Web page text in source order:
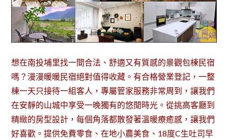
想在南投埔里找一間合法、舒適又有質感的景觀包棟民宿
嗎？漫漫暖暖民宿絕對值得收藏。有合格營業登記，一整
棟一天只接待一組客人，專屬管家服務非常周到，讓我們
在安靜的山城中享受一晚獨有的悠閒時光。從挑高客廳到
精緻的房型設計，每個角落都散發著溫暖療癒感，讓我們
好喜歡。提供免費零食、在地小農美食、18度C生吐司早